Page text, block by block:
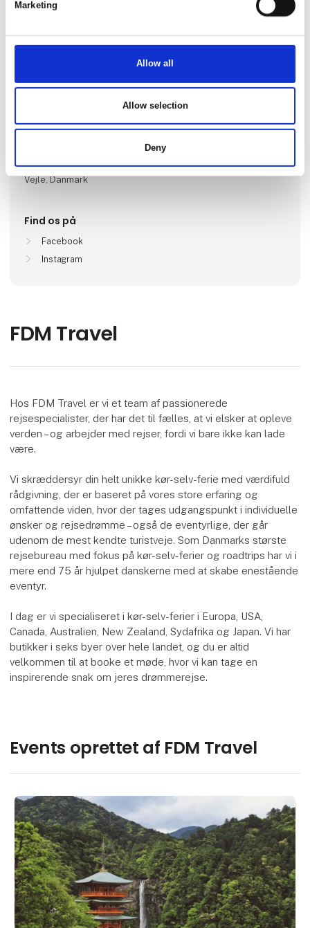
Marketing
Allow all
Allow selection
Deny
Gå til hjemmeside
Lokationer
Aarhus, Danmark
Vejle, Danmark
Find os på
Facebook
Instagram
FDM Travel
Hos FDM Travel er vi et team af passionerede
rejsespecialister, der har det til fælles, at vi elsker at opleve
verden – og arbejder med rejser, fordi vi bare ikke kan lade
være.
Vi skræddersyr din helt unikke kør-selv-ferie med værdifuld
rådgivning, der er baseret på vores store erfaring og
omfattende viden, hvor der tages udgangspunkt i individuelle
ønsker og rejsedrømme – også de eventyrlige, der går
udenom de mest kendte turistveje. Som Danmarks største
rejsebureau med fokus på kør-selv-ferier og roadtrips har vi i
mere end 75 år hjulpet danskerne med at skabe enestående
eventyr.
I dag er vi specialiseret i kør-selv-ferier i Europa, USA,
Canada, Australien, New Zealand, Sydafrika og Japan. Vi har
butikker i seks byer over hele landet, og du er altid
velkommen til at booke et møde, hvor vi kan tage en
inspirerende snak om jeres drømmerejse.
Events oprettet af FDM Travel